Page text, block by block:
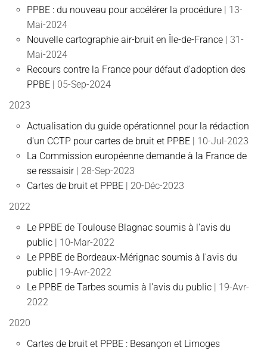
PPBE : du nouveau pour accélérer la procédure | 13-
Mai-2024
Nouvelle cartographie air-bruit en Île-de-France | 31-
Mai-2024
Recours contre la France pour défaut d'adoption des
PPBE | 05-Sep-2024
2023
Actualisation du guide opérationnel pour la rédaction
d'un CCTP pour cartes de bruit et PPBE | 10-Jul-2023
La Commission européenne demande à la France de
se ressaisir | 28-Sep-2023
Cartes de bruit et PPBE | 20-Déc-2023
2022
Le PPBE de Toulouse Blagnac soumis à l'avis du
public | 10-Mar-2022
Le PPBE de Bordeaux-Mérignac soumis à l'avis du
public | 19-Avr-2022
Le PPBE de Tarbes soumis à l'avis du public | 19-Avr-
2022
2020
Cartes de bruit et PPBE : Besançon et Limoges